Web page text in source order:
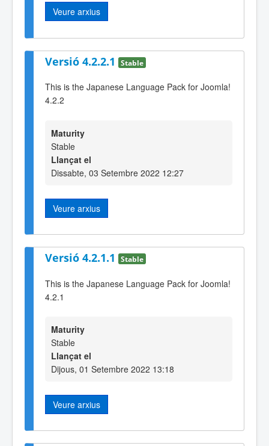
Veure arxius
Versió 4.2.2.1 Stable
This is the Japanese Language Pack for Joomla!
4.2.2
Maturity
Stable
Llançat el
Dissabte, 03 Setembre 2022 12:27
Veure arxius
Versió 4.2.1.1 Stable
This is the Japanese Language Pack for Joomla!
4.2.1
Maturity
Stable
Llançat el
Dijous, 01 Setembre 2022 13:18
Veure arxius